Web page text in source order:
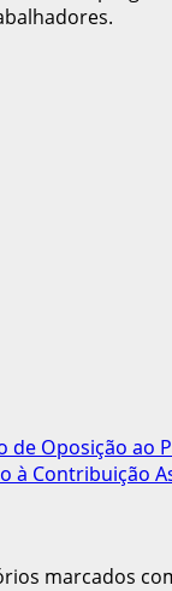
Oposição ao
Contribuição
marcados